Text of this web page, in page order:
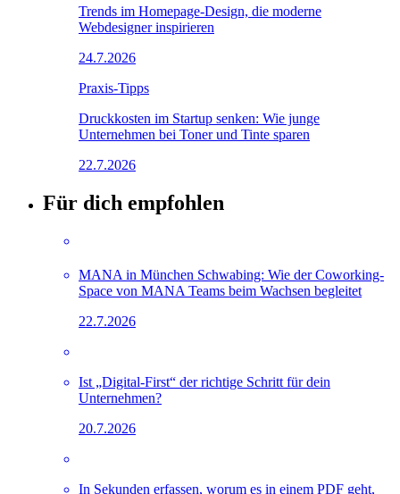
Trends im Homepage-Design, die moderne
Webdesigner inspirieren
24.7.2026
Praxis-Tipps
Druckkosten im Startup senken: Wie junge
Unternehmen bei Toner und Tinte sparen
22.7.2026
Für dich empfohlen
MANA in München Schwabing: Wie der Coworking-
Space von MANA Teams beim Wachsen begleitet
22.7.2026
Ist „Digital-First“ der richtige Schritt für dein
Unternehmen?
20.7.2026
In Sekunden erfassen, worum es in einem PDF geht,